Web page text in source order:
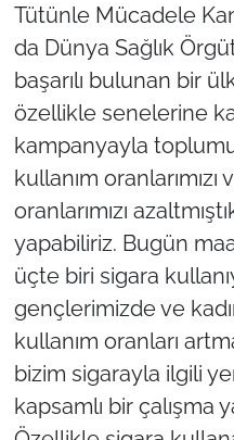
Tütünle Mücadele
da Dünya Sağlık
başarılı bulunan bir
özellikle senelerine
kampanyayla
kullanım
oranlarımızı
yapabiliriz. Bugün
üçte biri sigara
gençlerimizde ve
kullanım oranları
bizim sigarayla ilgili
kapsamlı bir çalışma